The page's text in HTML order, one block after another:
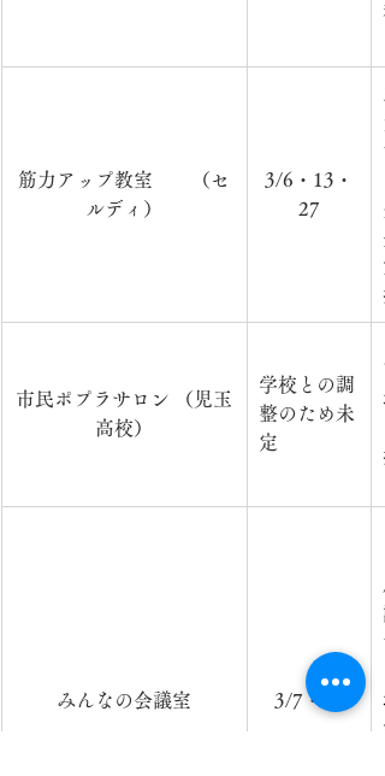
筋力アップ教室　　（セ
ルディ）
3/6・13・
27
市民ポプラサロン （児玉
高校）
学校との調
整のため未
定
みんなの会議室 3/7・14